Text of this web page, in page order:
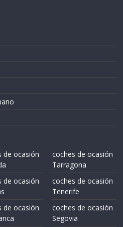
de ocasión
de ocasión
de ocasión
coches de ocasión
Tarragona
coches de ocasión
Tenerife
coches de ocasión
Segovia